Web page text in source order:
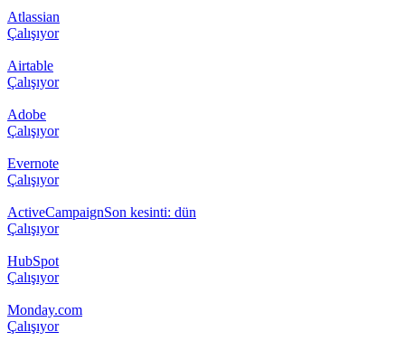
Atlassian
Çalışıyor
Airtable
Çalışıyor
Adobe
Çalışıyor
Evernote
Çalışıyor
ActiveCampaignSon kesinti: dün
Çalışıyor
HubSpot
Çalışıyor
Monday.com
Çalışıyor